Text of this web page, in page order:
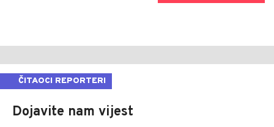
ČITAOCI REPORTERI
Dojavite nam vijest